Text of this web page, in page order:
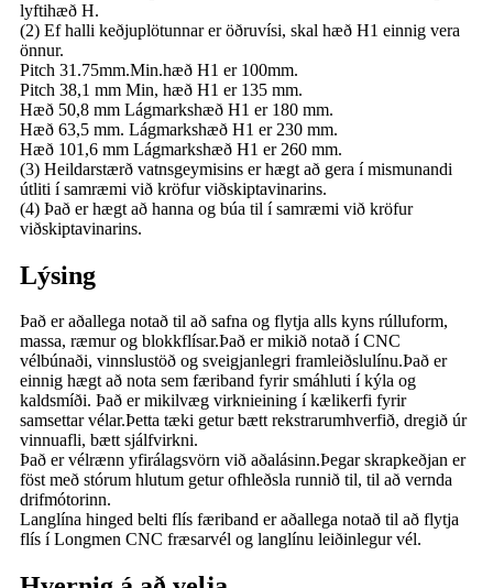
lyftihæð H.
(2) Ef halli keðjuplötunnar er öðruvísi, skal hæð H1 einnig vera
önnur.
Pitch 31.75mm.Min.hæð H1 er 100mm.
Pitch 38,1 mm Min, hæð H1 er 135 mm.
Hæð 50,8 mm Lágmarkshæð H1 er 180 mm.
Hæð 63,5 mm. Lágmarkshæð H1 er 230 mm.
Hæð 101,6 mm Lágmarkshæð H1 er 260 mm.
(3) Heildarstærð vatnsgeymisins er hægt að gera í mismunandi
útliti í samræmi við kröfur viðskiptavinarins.
(4) Það er hægt að hanna og búa til í samræmi við kröfur
viðskiptavinarins.
Lýsing
Það er aðallega notað til að safna og flytja alls kyns rúlluform,
massa, ræmur og blokkflísar.Það er mikið notað í CNC
vélbúnaði, vinnslustöð og sveigjanlegri framleiðslulínu.Það er
einnig hægt að nota sem færiband fyrir smáhluti í kýla og
kaldsmíði. Það er mikilvæg virknieining í kælikerfi fyrir
samsettar vélar.Þetta tæki getur bætt rekstrarumhverfið, dregið úr
vinnuafli, bætt sjálfvirkni.
Það er vélrænn yfirálagsvörn við aðalásinn.Þegar skrapkeðjan er
föst með stórum hlutum getur ofhleðsla runnið til, til að vernda
drifmótorinn.
Langlína hinged belti flís færiband er aðallega notað til að flytja
flís í Longmen CNC fræsarvél og langlínu leiðinlegur vél.